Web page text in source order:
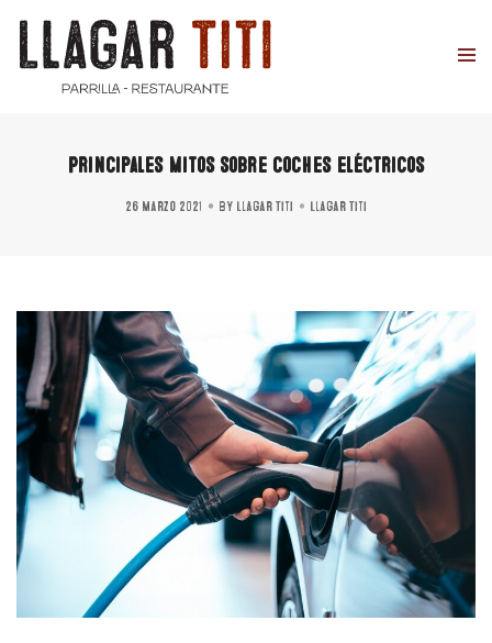
Principales mitos sobre coches eléctricos
26 marzo 2021 By Llagar Titi Llagar Titi